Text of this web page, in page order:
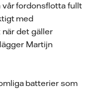
vår fordonsflotta fullt
med
det gäller
Martijn
batterier som